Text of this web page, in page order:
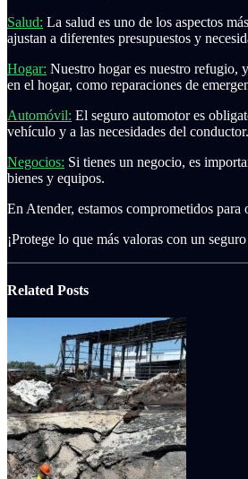
Salud: La salud es uno de los aspectos
ajustan a diferentes presupuestos y
Hogar: Nuestro hogar es nuestro refugio,
en el hogar, como reparaciones de
Automóvil: El seguro automotor es
vehículo y a las necesidades del conductor.
Negocios: Si tienes un negocio, es
bienes y equipos.
En Atender, estamos comprometidos para
¡Protege lo que más valoras con un
Related Posts